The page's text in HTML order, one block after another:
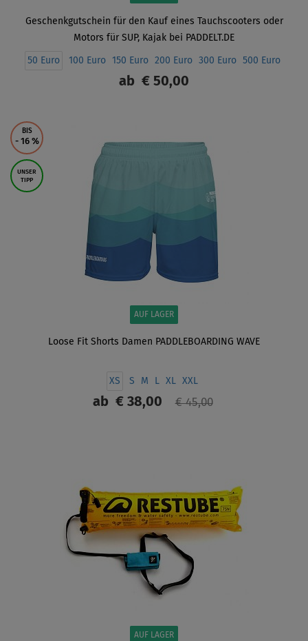
Geschenkgutschein für den Kauf eines Tauchscooters oder
Motors für SUP, Kajak bei PADDELT.DE
50 Euro 100 Euro 150 Euro 200 Euro 300 Euro 500 Euro
ab € 50,00
BIS
- 16 %
UNSER
TIPP
AUF LAGER
Loose Fit Shorts Damen PADDLEBOARDING WAVE
XS S M L XL XXL
ab€ 38,00 € 45,00
AUF LAGER